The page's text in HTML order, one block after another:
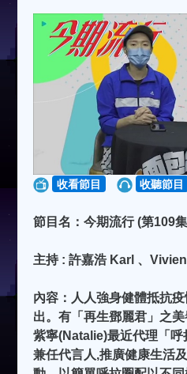
收看節目 收聽節目
節目名：今期流行 (第109
主持 : 許嘉浩 Karl 、
內容：人人強身健體抵抗
出。有「再生鄧麗君」之
紫寧(Natalie)最近代理「呼
兼任代言人,推廣健康生活